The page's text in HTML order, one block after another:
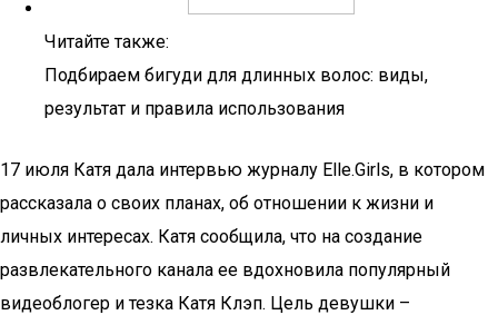
Читайте также:
Подбираем бигуди для длинных волос: виды,
результат и правила использования
17 июля Катя дала интервью журналу Elle.Girls, в котором
рассказала о своих планах, об отношении к жизни и
личных интересах. Катя сообщила, что на создание
развлекательного канала ее вдохновила популярный
видеоблогер и тезка Катя Клэп. Цель девушки –